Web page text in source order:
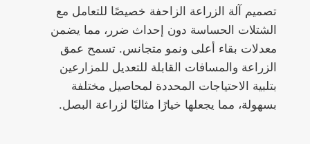
تصميم آلة الزراعة الزاحفة خصيصًا للتعامل مع
الشتلات الحساسة دون إحداث ضرر، مما يضمن
معدلات بقاء أعلى ونمو متجانس. تسمح عمق
الزراعة والمسافات القابلة للتعديل للمزارعين
بتلبية الاحتياجات المحددة لمحاصيل مختلفة
بسهولة، مما يجعلها خيارًا مثاليًا لزراعة البصل.